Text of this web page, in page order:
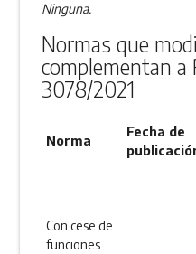
Ninguna.
Normas que
complementan a
3078/2021
Norma
Fecha de
Con cese de
funciones